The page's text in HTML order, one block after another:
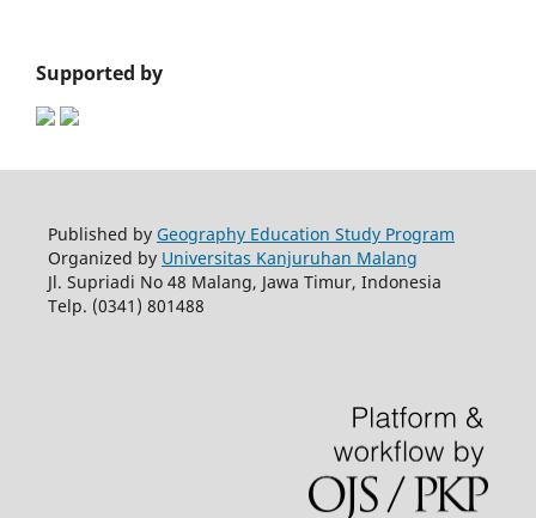
Supported by
Published by Geography Education Study Program
Organized by Universitas Kanjuruhan Malang
Jl. Supriadi No 48 Malang, Jawa Timur, Indonesia
Telp. (0341) 801488